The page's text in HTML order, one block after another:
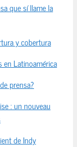
que sí llame la
y cobertura
en Latinoamérica
prensa?
: un nouveau
de Indy